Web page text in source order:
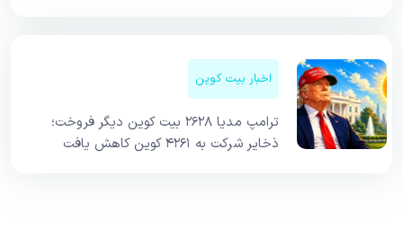
اخبار بیت کوین
ترامپ مدیا ۲۶۲۸ بیت کوین دیگر فروخت؛
ذخایر شرکت به ۴۲۶۱ کوین کاهش یافت